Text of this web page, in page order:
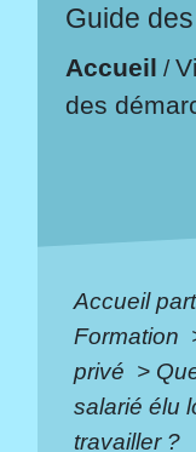
Guide
Accueil /
des
Accueil
Formation
privé >
salarié élu
travailler ?